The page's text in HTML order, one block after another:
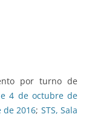
por turno de
4 de octubre de
de 2016; STS, Sala